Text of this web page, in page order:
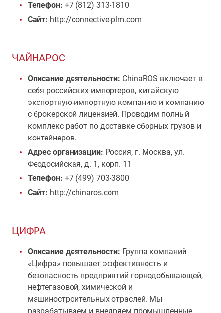
Телефон: +7 (812) 313-1810
Сайт: http://connective-plm.com
ЧАЙНАРОС
Описание деятельности: ChinaROS включает в
себя российских импортеров, китайскую
экспортную-импортную компанию и компанию
с брокерской лицензией. Проводим полный
комплекс работ по доставке сборных грузов и
контейнеров.
Адрес организации: Россия, г. Москва, ул.
Феодосийская, д. 1, корп. 11
Телефон: +7 (499) 703-3800
Сайт: http://chinaros.com
ЦИФРА
Описание деятельности: Группа компаний
«Цифра» повышает эффективность и
безопасность предприятий горнодобывающей,
нефтегазовой, химической и
машиностроительных отраслей. Мы
разрабатываем и внедряем промышленные